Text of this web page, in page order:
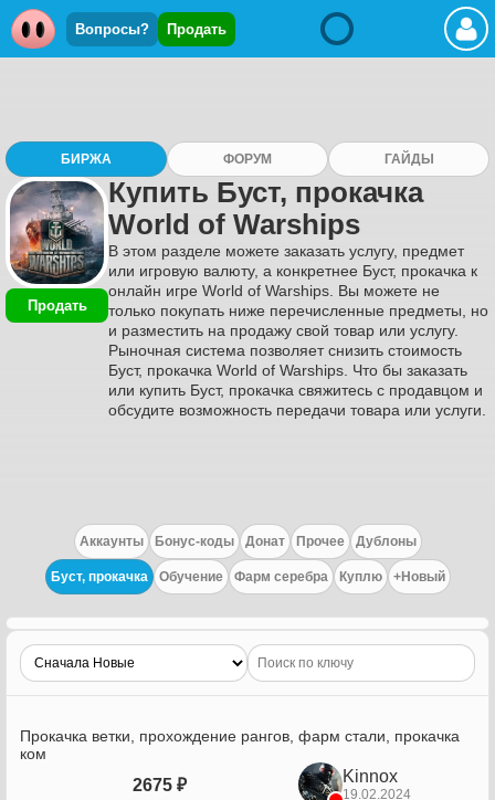
Вопросы? Продать
БИРЖА ФОРУМ ГАЙДЫ
Продать
Купить Буст, прокачка
World of Warships
В этом разделе можете заказать услугу, предмет
или игровую валюту, а конкретнее Буст, прокачка к
онлайн игре World of Warships. Вы можете не
только покупать ниже перечисленные предметы, но
и разместить на продажу свой товар или услугу.
Рыночная система позволяет снизить стоимость
Буст, прокачка World of Warships. Что бы заказать
или купить Буст, прокачка свяжитесь с продавцом и
обсудите возможность передачи товара или услуги.
Аккаунты Бонус-коды Донат Прочее Дублоны
Буст, прокачка Обучение Фарм серебра Куплю +Новый
Прокачка ветки, прохождение рангов, фарм стали, прокачка
ком
2675 ₽ Kinnox
19.02.2024